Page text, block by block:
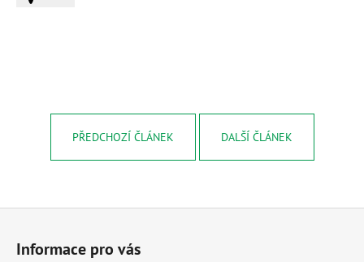
PŘEDCHOZÍ ČLÁNEK DALŠÍ ČLÁNEK
A
LITRŮ
Informace pro vás